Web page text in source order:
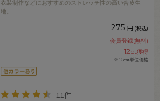
衣装制作などにおすすめのストレッチ性の高い合皮生
地。
275 円 (税込)
会員登録(無料)
12pt獲得
※10cm単位価格
11件